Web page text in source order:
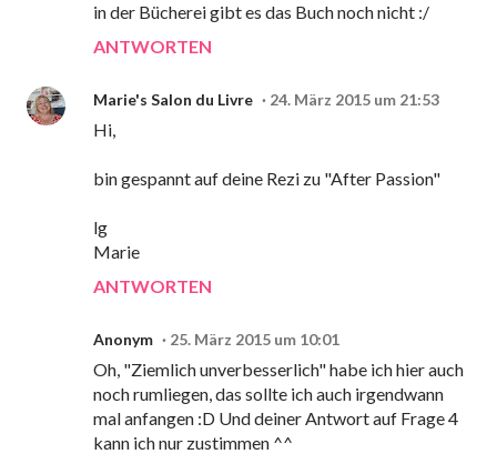
in der Bücherei gibt es das Buch noch nicht :/
ANTWORTEN
Marie's Salon du Livre 24. März 2015 um 21:53
Hi,
bin gespannt auf deine Rezi zu "After Passion"
lg
Marie
ANTWORTEN
Anonym 25. März 2015 um 10:01
Oh, "Ziemlich unverbesserlich" habe ich hier auch
noch rumliegen, das sollte ich auch irgendwann
mal anfangen :D Und deiner Antwort auf Frage 4
kann ich nur zustimmen ^^